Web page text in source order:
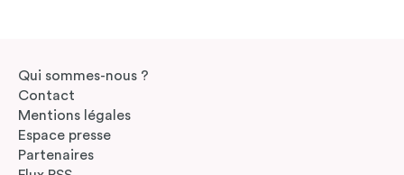
Qui sommes-nous ?
Contact
Mentions légales
Espace presse
Partenaires